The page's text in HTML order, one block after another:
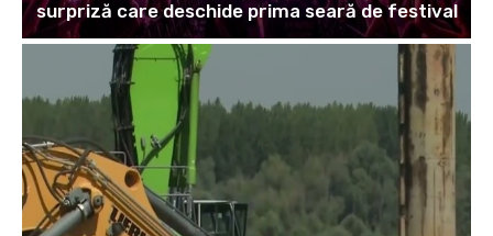
surpriză care deschide prima seară de festival